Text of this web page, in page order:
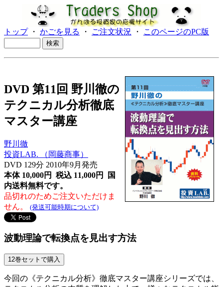
トップ・ かごを見る ・ ご注文状況 ・ このページのPC版
DVD 第11回 野川徹の
テクニカル分析徹底
マスター講座
野川徹
投資LAB. （岡藤商事）
DVD 129分 2010年9月発売
本体 10,000円 税込 11,000円
国
内送料無料です。
品切れのためご注文いただけま
せん。
(発送可能時期について)
波動理論で転換点を見出す方法
今回の《テクニカル分析》徹底マスター講座シリーズでは、